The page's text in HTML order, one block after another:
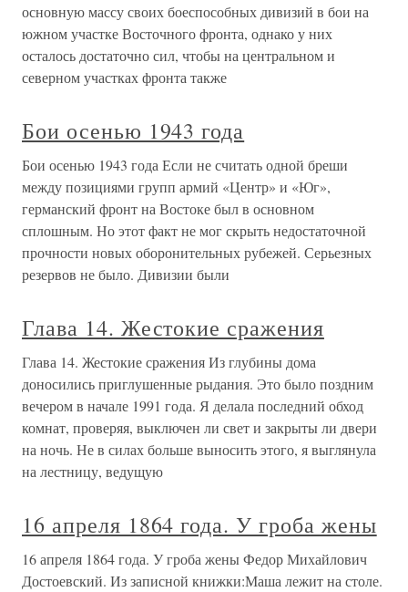
основную массу своих боеспособных дивизий в бои на
южном участке Восточного фронта, однако у них
осталось достаточно сил, чтобы на центральном и
северном участках фронта также
Бои осенью 1943 года
Бои осенью 1943 года Если не считать одной бреши
между позициями групп армий «Центр» и «Юг»,
германский фронт на Востоке был в основном
сплошным. Но этот факт не мог скрыть недостаточной
прочности новых оборонительных рубежей. Серьезных
резервов не было. Дивизии были
Глава 14. Жестокие сражения
Глава 14. Жестокие сражения Из глубины дома
доносились приглушенные рыдания. Это было поздним
вечером в начале 1991 года. Я делала последний обход
комнат, проверяя, выключен ли свет и закрыты ли двери
на ночь. Не в силах больше выносить этого, я выглянула
на лестницу, ведущую
16 апреля 1864 года. У гроба жены
16 апреля 1864 года. У гроба жены Федор Михайлович
Достоевский. Из записной книжки:Маша лежит на столе.